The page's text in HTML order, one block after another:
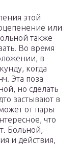
этой
или
также
Во время
в
когда
Эта поза
но сделать
застывают в
от пары
что
Больной,
и действия,